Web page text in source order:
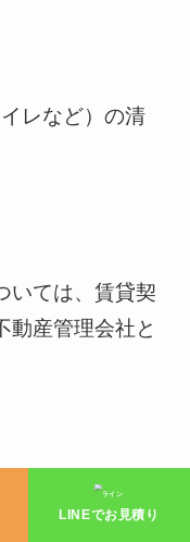
レなど）の清
いては、賃貸契
動産管理会社と
LINEでお見積り